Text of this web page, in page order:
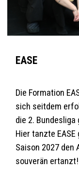
EASE
Die Formation
sich seitdem
die 2. Bundesliga
Hier tanzte
Saison 2027 den
souverän ertanzt!